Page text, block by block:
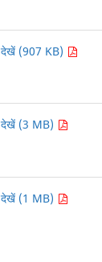
देखें (907 KB)
देखें (3 MB)
देखें (1 MB)